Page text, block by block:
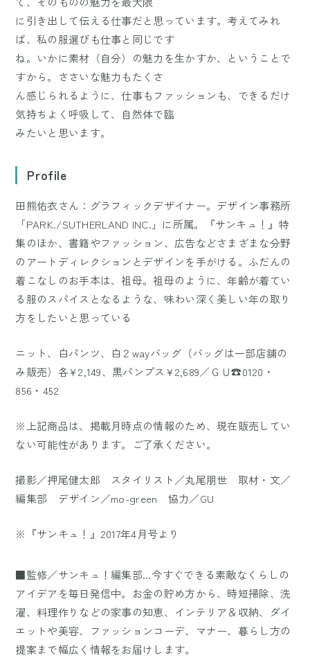
に引き出して伝える仕事だと思っています。考えてみれ
ば、私の服選びも仕事と同じです
ね。いかに素材（自分）の魅力を生かすか、ということで
すから。ささいな魅力もたくさ
ん感じられるように、仕事もファッションも、できるだけ
気持ちよく呼吸して、自然体で臨
みたいと思います。
Profile
田熊佑衣さん：グラフィックデザイナー。デザイン事務所
「PARK./SUTHERLAND INC.」に所属。『サンキュ！』特
集のほか、書籍やファッション、広告などさまざまな分野
のアートディレクションとデザインを手がける。ふだんの
着こなしのお手本は、祖母。祖母のように、年齢が着てい
る服のスパイスとなるような、味わい深く美しい年の取り
方をしたいと思っている
ニット、白パンツ、白２wayバッグ（バッグは一部店舗の
み販売）各¥2,149、黒パンプス¥2,689／ＧＵ☎0120・
856・452
※上記商品は、掲載月時点の情報のため、現在販売してい
ない可能性があります。ご了承ください。
撮影／押尾健太郎 スタイリスト／丸尾朋世 取材・文／
編集部 デザイン／mo-green 協力／GU
※『サンキュ！』2017年4月号より
■監修／サンキュ！編集部…今すぐできる素敵なくらしの
アイデアを毎日発信中。お金の貯め方から、時短掃除、洗
濯、料理作りなどの家事の知恵、インテリア＆収納、ダイ
エットや美容、ファッションコーデ、マナー、暮らし方の
提案まで幅広く情報をお届けします。